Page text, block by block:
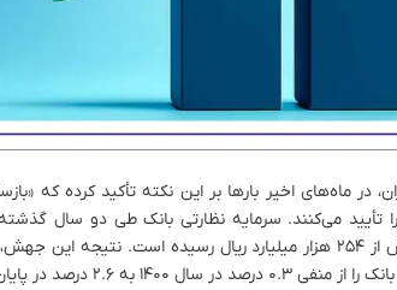
در ماه‌های اخیر بارها بر این نکته تأکید کرده که
درصد) از منفی ۱۴ هزار میلیارد ریال به بیش از ۲۵۴ هزار میلیارد ریال